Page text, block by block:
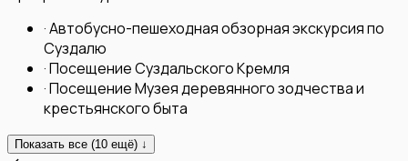
·Автобусно-пешеходная обзорная экскурсия по
Суздалю
·Посещение Суздальского Кремля
·Посещение Музея деревянного зодчества и
крестьянского быта
Показать все (10 ещё) ↓